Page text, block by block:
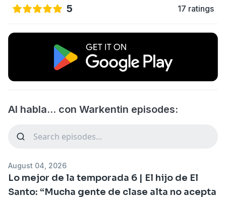
5 17 ratings
Al habla... con Warkentin episodes:
August 04, 2026
Lo mejor de la temporada 6 | El hijo de El
Santo: “Mucha gente de clase alta no acepta